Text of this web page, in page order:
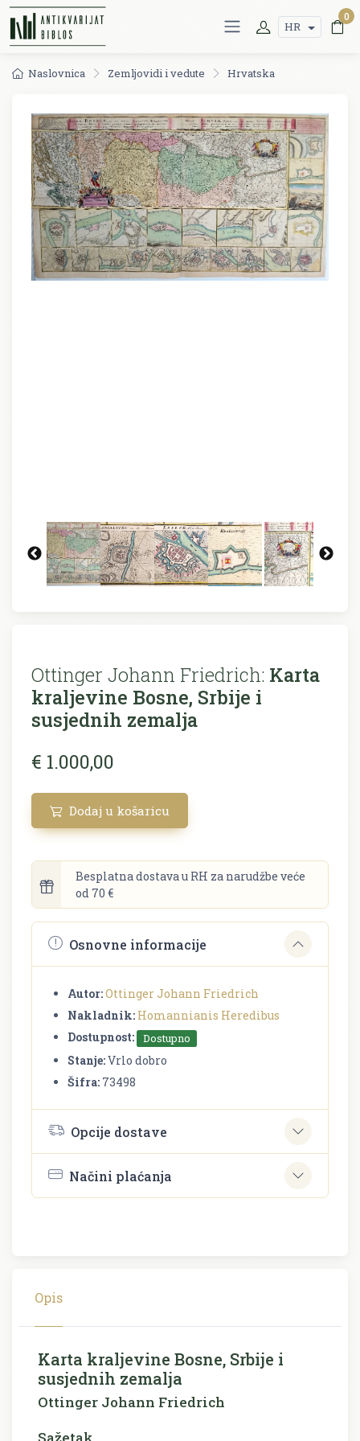
HR
0
Naslovnica Zemljovidi i vedute Hrvatska
Ottinger Johann Friedrich: Karta
kraljevine Bosne, Srbije i
susjednih zemalja
€ 1.000,00
Dodaj u košaricu
Besplatna dostava u RH za narudžbe veće
od 70 €
Osnovne informacije
Autor:Ottinger Johann Friedrich
Nakladnik: Homannianis Heredibus
Dostupnost:
Dostupno
Stanje:Vrlo dobro
Šifra: 73498
Opcije dostave
Načini plaćanja
Opis
Karta kraljevine Bosne, Srbije i
susjednih zemalja
Ottinger Johann Friedrich